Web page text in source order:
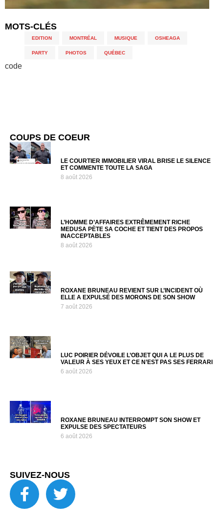
MOTS-CLÉS
EDITION MONTRÉAL MUSIQUE OSHEAGA
PARTY PHOTOS QUÉBEC
code
COUPS DE COEUR
LE COURTIER IMMOBILIER VIRAL BRISE LE SILENCE
ET COMMENTE TOUTE LA SAGA
8 août 2026
L’HOMME D’AFFAIRES EXTRÊMEMENT RICHE
MEDUSA PÈTE SA COCHE ET TIENT DES PROPOS
INACCEPTABLES
8 août 2026
ROXANE BRUNEAU REVIENT SUR L’INCIDENT OÙ
ELLE A EXPULSÉ DES MORONS DE SON SHOW
7 août 2026
LUC POIRIER DÉVOILE L’OBJET QUI A LE PLUS DE
VALEUR À SES YEUX ET CE N’EST PAS SES FERRARI
6 août 2026
ROXANE BRUNEAU INTERROMPT SON SHOW ET
EXPULSE DES SPECTATEURS
6 août 2026
SUIVEZ-NOUS